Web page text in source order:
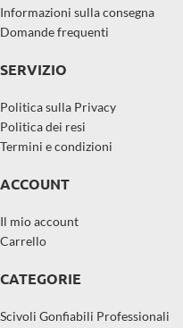
Informazioni sulla consegna
Domande frequenti
SERVIZIO
Politica sulla Privacy
Politica dei resi
Termini e condizioni
ACCOUNT
Il mio account
Carrello
CATEGORIE
Scivoli Gonfiabili Professionali